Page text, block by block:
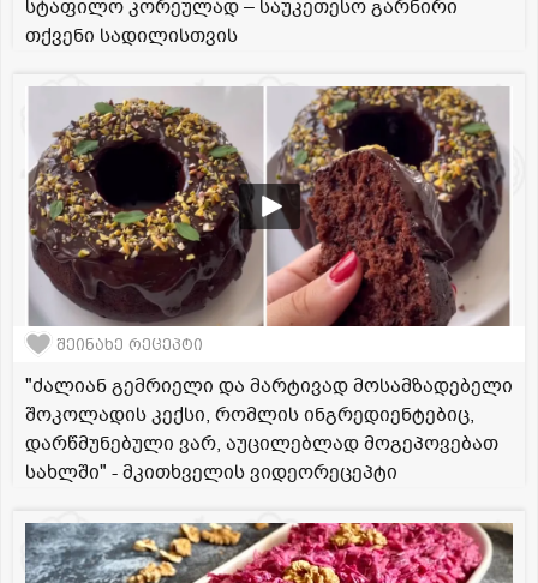
სტაფილო კორეულად – საუკეთესო გარნირი
თქვენი სადილისთვის
შეინახე რეცეპტი
"ძალიან გემრიელი და მარტივად მოსამზადებელი
შოკოლადის კექსი, რომლის ინგრედიენტებიც,
დარწმუნებული ვარ, აუცილებლად მოგეპოვებათ
სახლში" - მკითხველის ვიდეორეცეპტი